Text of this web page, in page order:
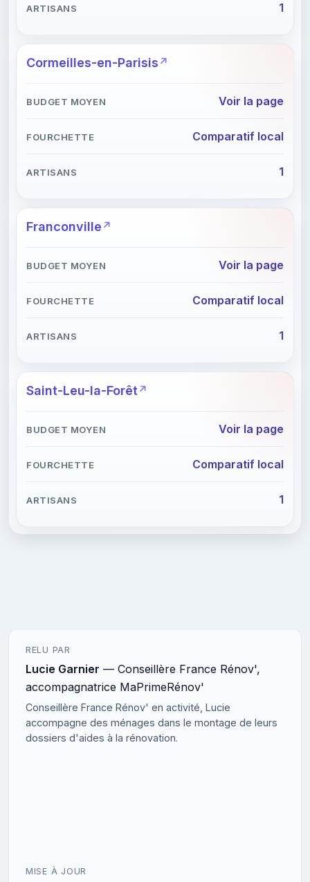
1
Cormeilles-en-Parisis
Voir la page
Comparatif local
1
Franconville
Voir la page
Comparatif local
1
Saint-Leu-la-Forêt
Voir la page
Comparatif local
1
RELU PAR
Lucie Garnier — Conseillère France Rénov',
accompagnatrice MaPrimeRénov'
Conseillère France Rénov' en activité, Lucie
accompagne des ménages dans le montage de leurs
dossiers d'aides à la rénovation.
MISE À JOUR